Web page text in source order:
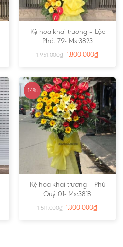
Kệ hoa khai trương – Lộc
Phát 79- Ms:3823
1.951.000₫ 1.800.000₫
-14%
Kệ hoa khai trương – Phú
Quý 01- Ms:3818
1.511.000₫ 1.300.000₫